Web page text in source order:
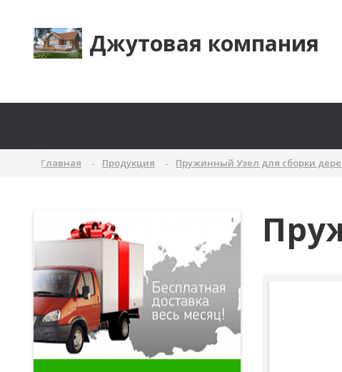
Джутовая компания
Главная Продукция Пружинный Узел для сборки